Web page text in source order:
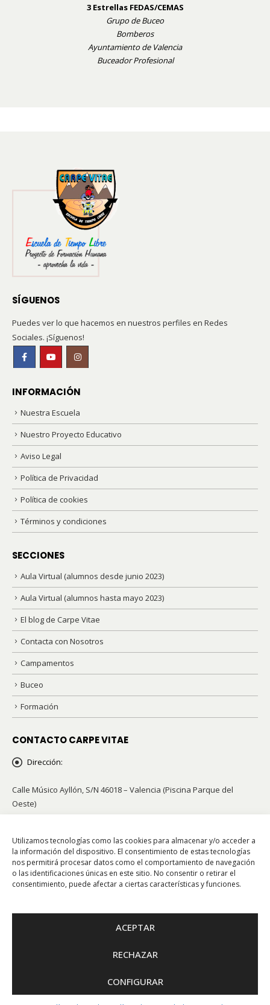
Utilizamos tecnologías como las cookies para almacenar y/o acceder a
la información del dispositivo. El consentimiento de estas tecnologías
nos permitirá procesar datos como el comportamiento de navegación
o las identificaciones únicas en este sitio. No consentir o retirar el
consentimiento, puede afectar a ciertas características y funciones.
ACEPTAR
RECHAZAR
CONFIGURAR
CERRAMOS POR VACACIONES HASTA EL DÍA 31 DE JULIO. Solo atenderemos
consultas a través de correo electrónico:info@carpevitae.org
3 Estrellas FEDAS/CEMAS
Grupo de Buceo
Bomberos
Ayuntamiento de Valencia
Buceador Profesional
SÍGUENOS
Puedes ver lo que hacemos en nuestros perfiles en Redes
Sociales. ¡Síguenos!
INFORMACIÓN
Nuestra Escuela
Nuestro Proyecto Educativo
Aviso Legal
Política de Privacidad
Política de cookies
Términos y condiciones
SECCIONES
Aula Virtual (alumnos desde junio 2023)
Aula Virtual (alumnos hasta mayo 2023)
El blog de Carpe Vitae
Contacta con Nosotros
Campamentos
Buceo
Formación
CONTACTO CARPE VITAE
Dirección:
Calle Músico Ayllón, S/N 46018 – Valencia (Piscina Parque del
Oeste)
Email:info@carpevitae.org